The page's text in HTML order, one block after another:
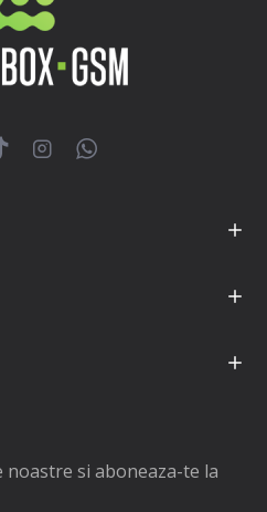
si aboneaza-te la